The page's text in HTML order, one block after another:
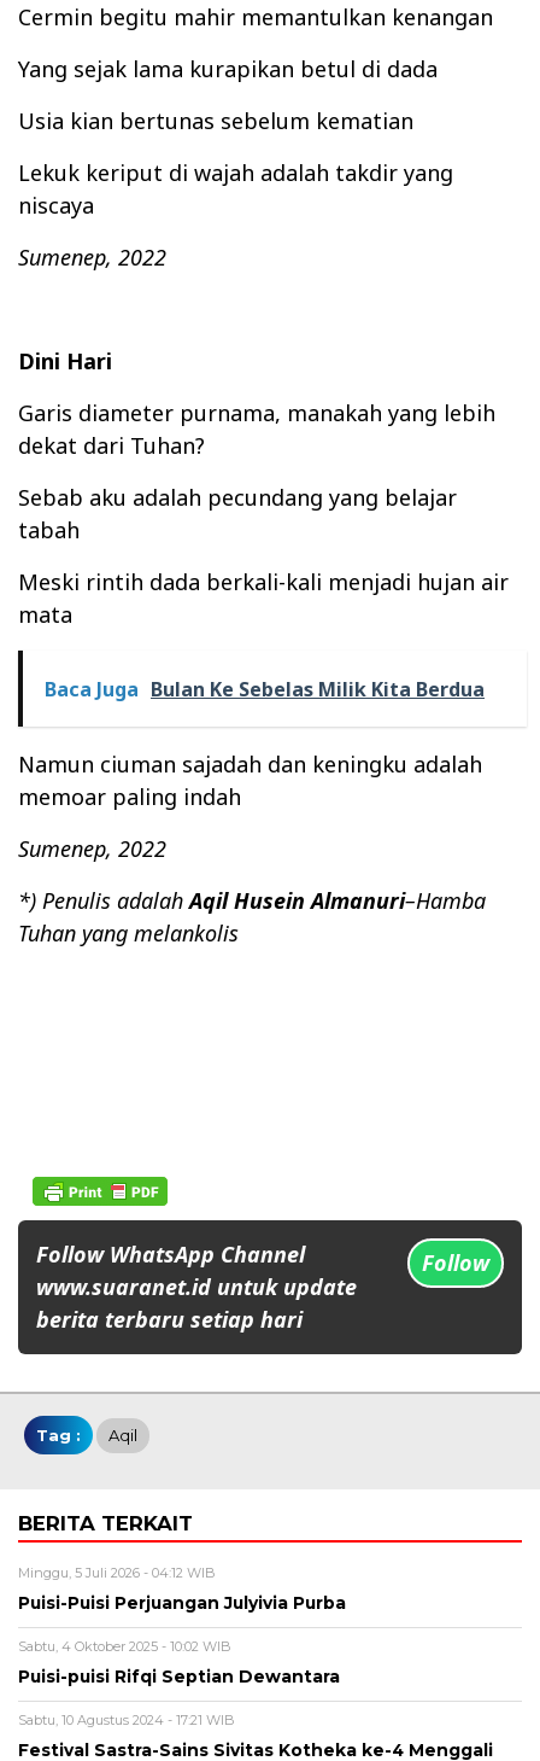
Cermin begitu mahir memantulkan kenangan
Yang sejak lama kurapikan betul di dada
Usia kian bertunas sebelum kematian
Lekuk keriput di wajah adalah takdir yang
niscaya
Sumenep, 2022
Dini Hari
Garis diameter purnama, manakah yang lebih
dekat dari Tuhan?
Sebab aku adalah pecundang yang belajar
tabah
Meski rintih dada berkali-kali menjadi hujan air
mata
Baca Juga Bulan Ke Sebelas Milik Kita Berdua
Namun ciuman sajadah dan keningku adalah
memoar paling indah
Sumenep, 2022
*) Penulis adalahAqil Husein Almanuri–Hamba
Tuhan yang melankolis
Follow WhatsApp Channel
www.suaranet.id untuk update
berita terbaru setiap hari
Follow
Tag : Aqil
BERITA TERKAIT
Minggu, 5 Juli 2026 - 04:12 WIB
Puisi-Puisi Perjuangan Julyivia Purba
Sabtu, 4 Oktober 2025 - 10:02 WIB
Puisi-puisi Rifqi Septian Dewantara
Sabtu, 10 Agustus 2024 - 17:21 WIB
Festival Sastra-Sains Sivitas Kotheka ke-4 Menggali